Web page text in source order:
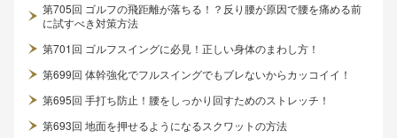
第705回 ゴルフの飛距離が落ちる！？反り腰が原因で腰を痛める前
に試すべき対策方法
第701回 ゴルフスイングに必見！正しい身体のまわし方！
第699回 体幹強化でフルスイングでもブレないからカッコイイ！
第695回 手打ち防止！腰をしっかり回すためのストレッチ！
第693回 地面を押せるようになるスクワットの方法